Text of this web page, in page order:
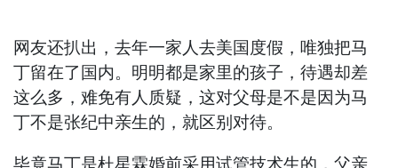
网友还扒出，去年一家人去美国度假，唯独把马
丁留在了国内。明明都是家里的孩子，待遇却差
这么多，难免有人质疑，这对父母是不是因为马
丁不是张纪中亲生的，就区别对待。